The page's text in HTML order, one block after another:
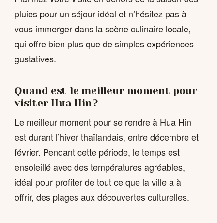
pluies pour un séjour idéal et n’hésitez pas à
vous immerger dans la scène culinaire locale,
qui offre bien plus que de simples expériences
gustatives.
Quand est le meilleur moment pour
visiter Hua Hin?
Le meilleur moment pour se rendre à Hua Hin
est durant l’hiver thaïlandais, entre décembre et
février. Pendant cette période, le temps est
ensoleillé avec des températures agréables,
idéal pour profiter de tout ce que la ville a à
offrir, des plages aux découvertes culturelles.